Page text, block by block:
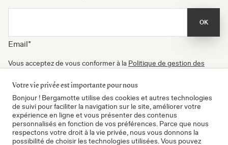
Email*
OK
Vous acceptez de vous conformer à la Politique de gestion des
newsletters. Vous pouvez vous désinscrire à tout moment.
Certifié B Corp
Votre vie privée est importante pour nous
Bonjour ! Bergamotte utilise des cookies et autres technologies
de suivi pour faciliter la navigation sur le site, améliorer votre
expérience en ligne et vous présenter des contenus
personnalisés en fonction de vos préférences. Parce que nous
respectons votre droit à la vie privée, nous vous donnons la
possibilité de choisir les technologies utilisées. Vous pouvez